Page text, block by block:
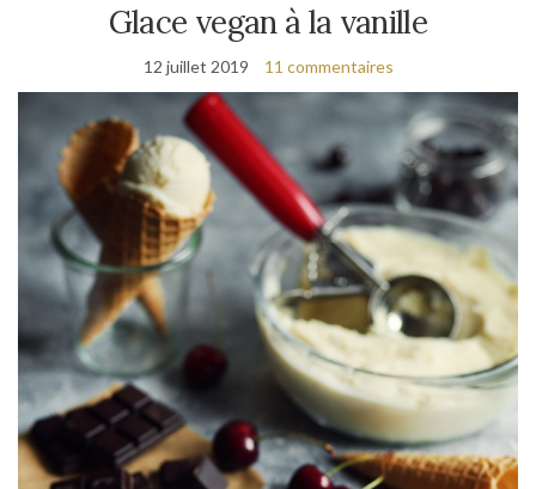
Glace vegan à la vanille
12 juillet 2019 11 commentaires